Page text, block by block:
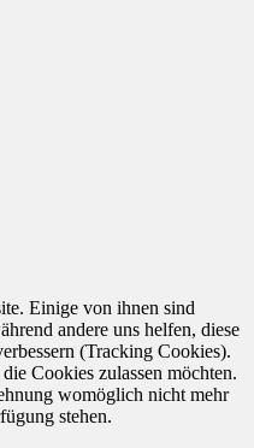
Einige von ihnen sind
andere uns helfen, diese
(Tracking Cookies).
Cookies zulassen möchten.
womöglich nicht mehr
stehen.